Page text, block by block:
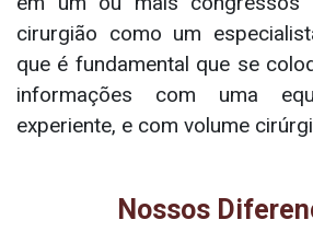
cirurgião como um
que é fundamental que se
informações com uma
experiente, e com volume
Nossos